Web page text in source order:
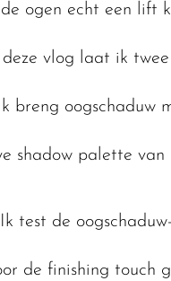
ogen echt een lift
deze vlog laat ik
Ik breng oogschaduw
shadow palette van
test de
de finishing touch